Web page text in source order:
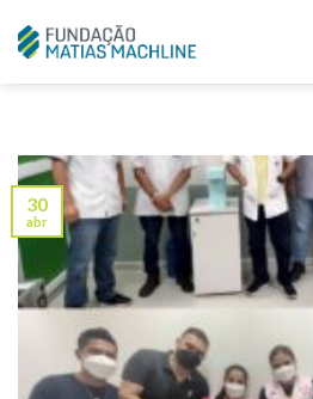
30
abr